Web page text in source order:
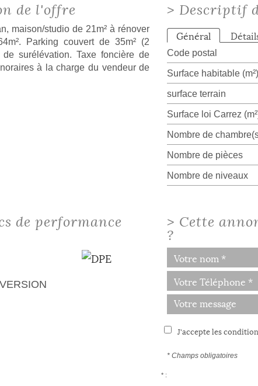
de l'offre
maison/studio de 21m² à rénover
Parking couvert de 35m² (2
de surélévation. Taxe foncière de
à la charge du vendeur de
> Descriptif
Général
Code postal
Surface habitable (m²)
surface terrain
Surface loi Carrez
Nombre de
Nombre de pièces
Nombre de niveaux
de performance > Cette
?
J'accepte les
* Champs obligatoires
* :